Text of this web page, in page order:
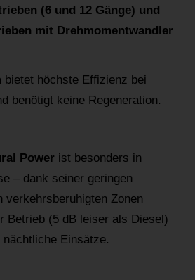
(6 und 12 Gänge) und
mit Drehmomentwandler
bietet höchste Effizienz bei
benötigt keine Regeneration.
Power ist besonders in
– dank seiner geringen
verkehrsberuhigten Zonen
Betrieb (5 dB leiser als Diesel)
Einsätze.